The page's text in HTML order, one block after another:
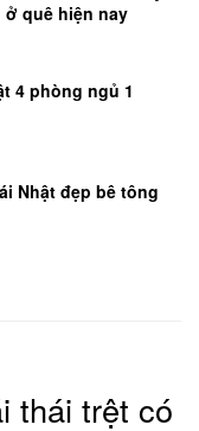
ở quê hiện nay
4 phòng ngủ 1
Nhật đẹp bê tông
thái trệt có